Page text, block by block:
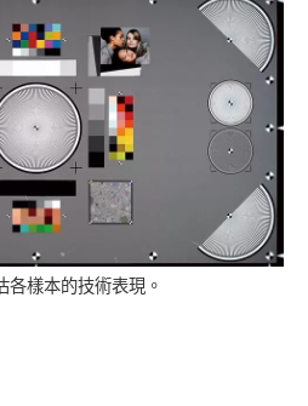
樣本的技術表現。